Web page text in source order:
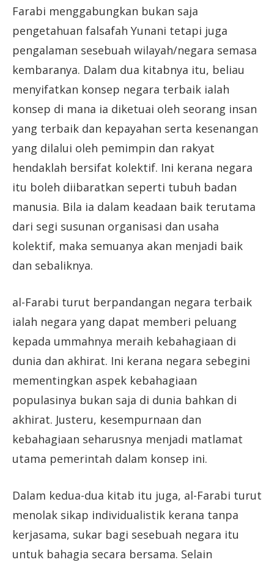
Farabi menggabungkan bukan saja
pengetahuan falsafah Yunani tetapi juga
pengalaman sesebuah wilayah/negara semasa
kembaranya. Dalam dua kitabnya itu, beliau
menyifatkan konsep negara terbaik ialah
konsep di mana ia diketuai oleh seorang insan
yang terbaik dan kepayahan serta kesenangan
yang dilalui oleh pemimpin dan rakyat
hendaklah bersifat kolektif. Ini kerana negara
itu boleh diibaratkan seperti tubuh badan
manusia. Bila ia dalam keadaan baik terutama
dari segi susunan organisasi dan usaha
kolektif, maka semuanya akan menjadi baik
dan sebaliknya.
al-Farabi turut berpandangan negara terbaik
ialah negara yang dapat memberi peluang
kepada ummahnya meraih kebahagiaan di
dunia dan akhirat. Ini kerana negara sebegini
mementingkan aspek kebahagiaan
populasinya bukan saja di dunia bahkan di
akhirat. Justeru, kesempurnaan dan
kebahagiaan seharusnya menjadi matlamat
utama pemerintah dalam konsep ini.
Dalam kedua-dua kitab itu juga, al-Farabi turut
menolak sikap individualistik kerana tanpa
kerjasama, sukar bagi sesebuah negara itu
untuk bahagia secara bersama. Selain